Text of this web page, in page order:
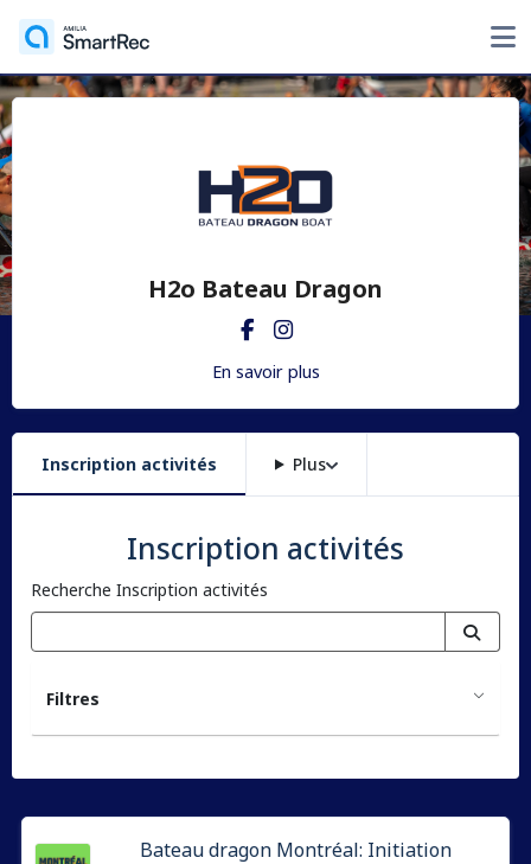
H2o Bateau Dragon
En savoir plus
Inscription activités Plus
Inscription activités
Recherche Inscription activités
Filtres
Bateau dragon Montréal: Initiation